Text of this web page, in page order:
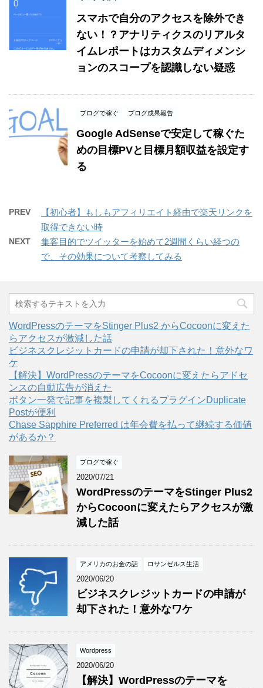
スマホで自分のアクセスを除外でき
ない！？アナリティクスのリアルタ
イムレポートはカスタムディメンシ
ョンのスコープを認識しない疑惑
ブログで稼ぐ ブログ成果報告
Google AdSenseで安定して稼ぐた
めの目標PVと目標月額収益を設定す
る
PREV
【初心者】もしもアフィリエイト経由で楽天リンクを
取得できない時
NEXT
集客目的でツイッターを始めて2週間くらい経つの
で、その効果について考察してみる
WordPressのテーマをStinger Plus2 からCocoonに変えた
らアクセスが激減した話
ビジネスクレジットカードの申請が却下された！意外なワ
ケ
【解決】WordPressのテーマをCocoonに変えたらアドセ
ンスの自動広告が消えた
ボタン一発で記事を複製してくれるプラグインDuplicate
Postが便利
Chase Sapphire Preferred は年会費を払って継続する価値
があるか？
ブログで稼ぐ
2020/07/21
WordPressのテーマをStinger Plus2
からCocoonに変えたらアクセスが激
減した話
アメリカのお金の話 ロサンゼルス生活
2020/06/20
ビジネスクレジットカードの申請が
却下された！意外なワケ
Wordpress
2020/06/20
【解決】WordPressのテーマを